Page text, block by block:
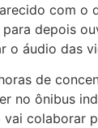
com o
depois
o áudio das
de
no ônibus
colaborar